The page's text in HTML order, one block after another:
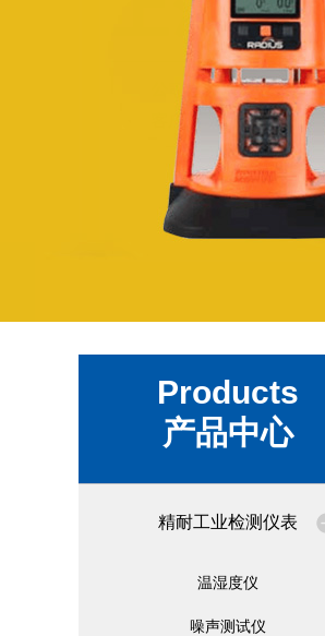
Products
产品中心
精耐工业检测仪表
温湿度仪
噪声测试仪